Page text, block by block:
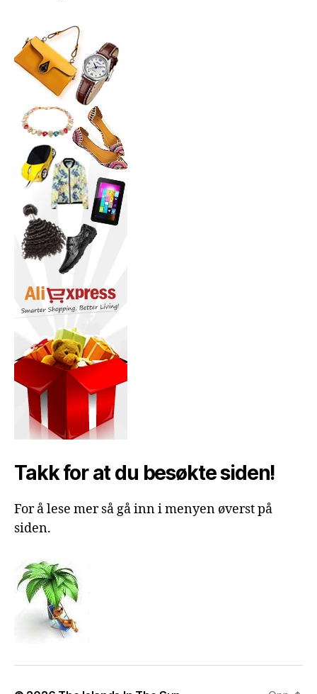
Takk for at du besøkte siden!
For å lese mer så gå inn i menyen øverst på
siden.